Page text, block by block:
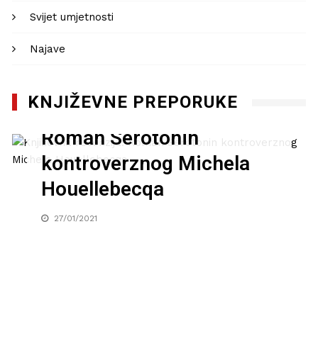
Svijet umjetnosti
Najave
KNJIŽEVNE PREPORUKE
Književna recenzija:
Roman Serotonin
kontroverznog Michela
Houellebecqa
27/01/2021